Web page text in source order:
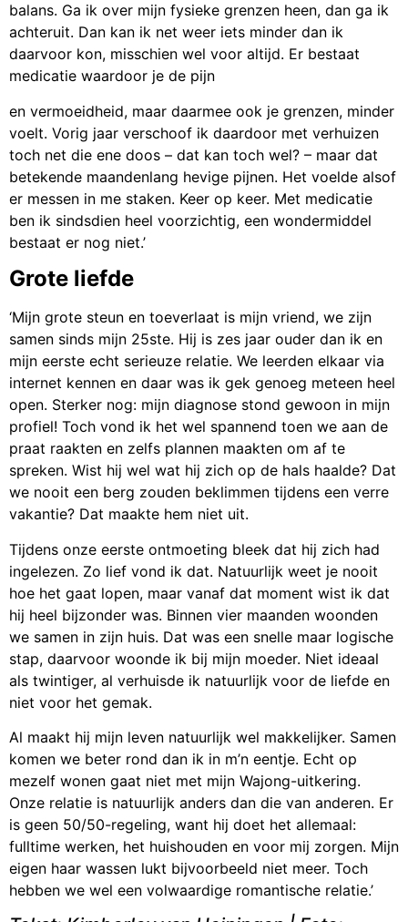
balans. Ga ik over mijn fysieke grenzen heen, dan ga ik
achteruit. Dan kan ik net weer iets minder dan ik
daarvoor kon, misschien wel voor altijd. Er bestaat
medicatie waardoor je de pijn
en vermoeidheid, maar daarmee ook je grenzen, minder
voelt. Vorig jaar verschoof ik daardoor met verhuizen
toch net die ene doos – dat kan toch wel? – maar dat
betekende maandenlang hevige pijnen. Het voelde alsof
er messen in me staken. Keer op keer. Met medicatie
ben ik sindsdien heel voorzichtig, een wondermiddel
bestaat er nog niet.’
Grote liefde
‘Mijn grote steun en toeverlaat is mijn vriend, we zijn
samen sinds mijn 25ste. Hij is zes jaar ouder dan ik en
mijn eerste echt serieuze relatie. We leerden elkaar via
internet kennen en daar was ik gek genoeg meteen heel
open. Sterker nog: mijn diagnose stond gewoon in mijn
profiel! Toch vond ik het wel spannend toen we aan de
praat raakten en zelfs plannen maakten om af te
spreken. Wist hij wel wat hij zich op de hals haalde? Dat
we nooit een berg zouden beklimmen tijdens een verre
vakantie? Dat maakte hem niet uit.
Tijdens onze eerste ontmoeting bleek dat hij zich had
ingelezen. Zo lief vond ik dat. Natuurlijk weet je nooit
hoe het gaat lopen, maar vanaf dat moment wist ik dat
hij heel bijzonder was. Binnen vier maanden woonden
we samen in zijn huis. Dat was een snelle maar logische
stap, daarvoor woonde ik bij mijn moeder. Niet ideaal
als twintiger, al verhuisde ik natuurlijk voor de liefde en
niet voor het gemak.
Al maakt hij mijn leven natuurlijk wel makkelijker. Samen
komen we beter rond dan ik in m’n eentje. Echt op
mezelf wonen gaat niet met mijn Wajong-uitkering.
Onze relatie is natuurlijk anders dan die van anderen. Er
is geen 50/50-regeling, want hij doet het allemaal:
fulltime werken, het huishouden en voor mij zorgen. Mijn
eigen haar wassen lukt bijvoorbeeld niet meer. Toch
hebben we wel een volwaardige romantische relatie.’